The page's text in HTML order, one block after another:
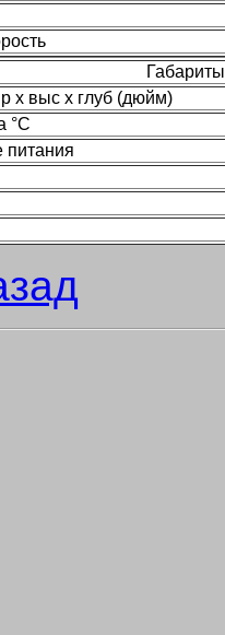
Габариты
x выс x глуб (дюйм)
°C
питания